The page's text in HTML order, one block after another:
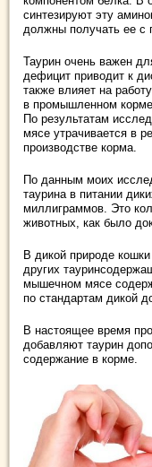
синтезируют эту
должны получать ее с
Таурин очень важен
дефицит приводит к
также влияет на
в промышленном корме
По результатам
мясе утрачивается в
производстве корма.
По данным моих
таурина в питании
миллиграммов. Это
животных, как было
В дикой природе
других
мышечном мясе
по стандартам дикой
В настоящее время
добавляют таурин
содержание в корме.